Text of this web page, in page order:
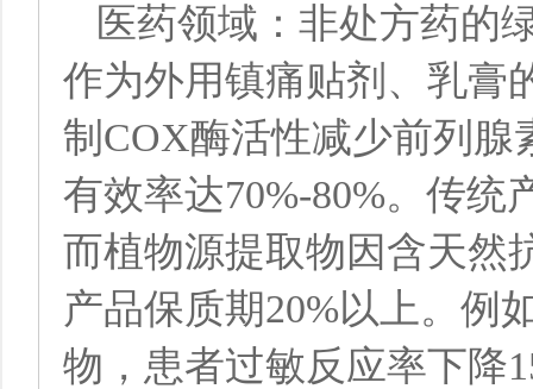
医药领域：非处方药的
作为外用镇痛贴剂、乳膏
制COX酶活性减少前列
有效率达70%-80%。传
而植物源提取物因含天然
产品保质期20%以上。例
物，患者过敏反应率下降